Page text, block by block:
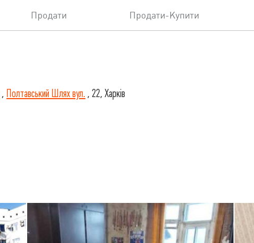
Продати Продати-Купити
, Полтавський Шлях вул. , 22, Харків